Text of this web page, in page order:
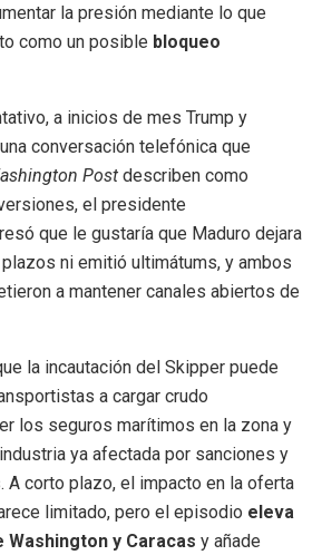
la presión mediante lo que
como un posible bloqueo
a inicios de mes Trump y
conversación telefónica que
Post describen como
el presidente
que le gustaría que Maduro dejara
ni emitió ultimátums, y ambos
a mantener canales abiertos de
la incautación del Skipper puede
a cargar crudo
los seguros marítimos en la zona y
ya afectada por sanciones y
A corto plazo, el impacto en la oferta
limitado, pero el episodio eleva
y Caracas y añade